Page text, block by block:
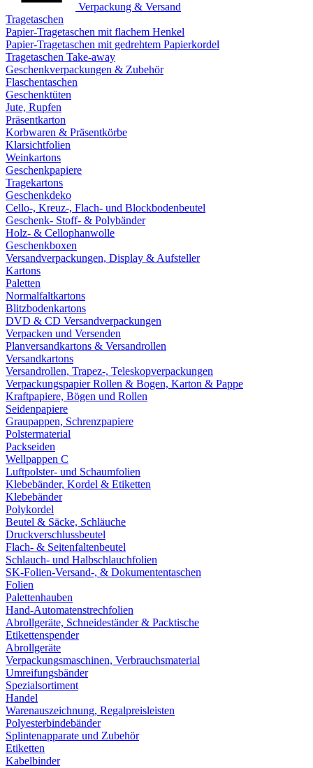
Verpackung & Versand
Tragetaschen
Papier-Tragetaschen mit flachem Henkel
Papier-Tragetaschen mit gedrehtem Papierkordel
Tragetaschen Take-away
Geschenkverpackungen & Zubehör
Flaschentaschen
Geschenktüten
Jute, Rupfen
Präsentkarton
Korbwaren & Präsentkörbe
Klarsichtfolien
Weinkartons
Geschenkpapiere
Tragekartons
Geschenkdeko
Cello-, Kreuz-, Flach- und Blockbodenbeutel
Geschenk- Stoff- & Polybänder
Holz- & Cellophanwolle
Geschenkboxen
Versandverpackungen, Display & Aufsteller
Kartons
Paletten
Normalfaltkartons
Blitzbodenkartons
DVD & CD Versandverpackungen
Verpacken und Versenden
Planversandkartons & Versandrollen
Versandkartons
Versandrollen, Trapez-, Teleskopverpackungen
Verpackungspapier Rollen & Bogen, Karton & Pappe
Kraftpapiere, Bögen und Rollen
Seidenpapiere
Graupappen, Schrenzpapiere
Polstermaterial
Packseiden
Wellpappen C
Luftpolster- und Schaumfolien
Klebebänder, Kordel & Etiketten
Klebebänder
Polykordel
Beutel & Säcke, Schläuche
Druckverschlussbeutel
Flach- & Seitenfaltenbeutel
Schlauch- und Halbschlauchfolien
SK-Folien-Versand-, & Dokumententaschen
Folien
Palettenhauben
Hand-Automatenstrechfolien
Abrollgeräte, Schneideständer & Packtische
Etikettenspender
Abrollgeräte
Verpackungsmaschinen, Verbrauchsmaterial
Umreifungsbänder
Spezialsortiment
Handel
Warenauszeichnung, Regalpreisleisten
Polyesterbindebänder
Splintenapparate und Zubehör
Etiketten
Kabelbinder